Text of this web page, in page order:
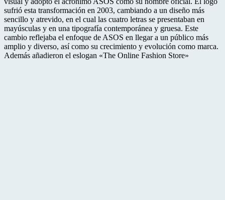
sufrió esta transformación en 2003, cambiando a un diseño más
sencillo y atrevido, en el cual las cuatro letras se presentaban en
mayúsculas y en una tipografía contemporánea y gruesa. Este
cambio reflejaba el enfoque de ASOS en llegar a un público más
amplio y diverso, así como su crecimiento y evolución como marca.
Además añadieron el eslogan «The Online Fashion Store»